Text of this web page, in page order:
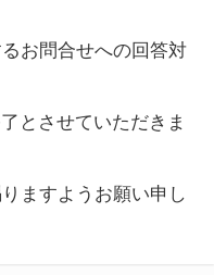
お問合せへの回答対
とさせていただきま
ますようお願い申し